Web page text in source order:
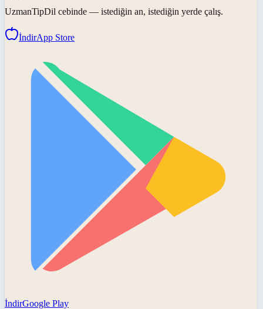
UzmanTipDil cebinde — istediğin an, istediğin yerde çalış.
İndirApp Store
İndirGoogle Play